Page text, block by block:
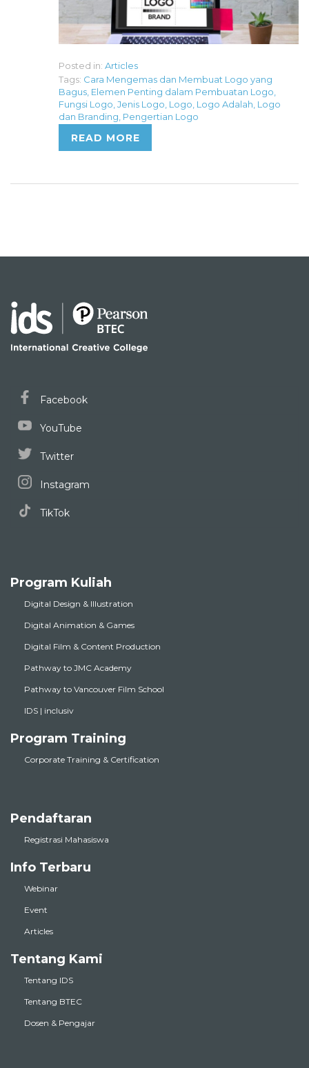
Posted in: Articles
Tags: Cara Mengemas dan Membuat Logo yang
Bagus Elemen Penting dalam Pembuatan Logo
Fungsi Logo Jenis Logo Logo Logo Adalah Logo
dan Branding Pengertian Logo
READ MORE
Facebook
YouTube
Twitter
Instagram
TikTok
Program Kuliah
Digital Design & Illustration
Digital Animation & Games
Digital Film & Content Production
Pathway to JMC Academy
Pathway to Vancouver Film School
IDS | inclusiv
Program Training
Corporate Training & Certification
Pendaftaran
Registrasi Mahasiswa
Info Terbaru
Webinar
Event
Articles
Tentang Kami
Tentang IDS
Tentang BTEC
Dosen & Pengajar